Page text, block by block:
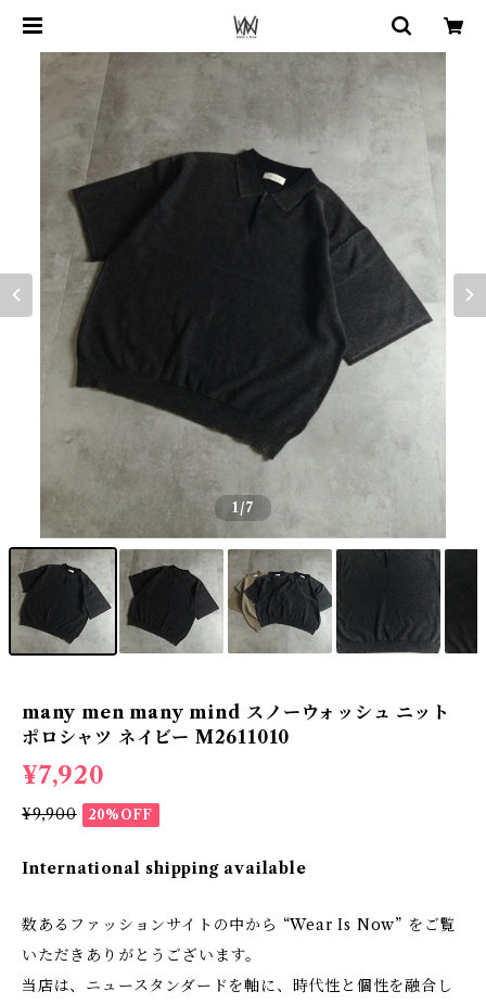
1/7
many men many mind スノーウォッシュ ニット
ポロシャツ ネイビー M2611010
¥7,920
¥9,900 20%OFF
International shipping available
数あるファッションサイトの中から “Wear Is Now” をご覧
いただきありがとうございます。
当店は、ニュースタンダードを軸に、時代性と個性を融合し